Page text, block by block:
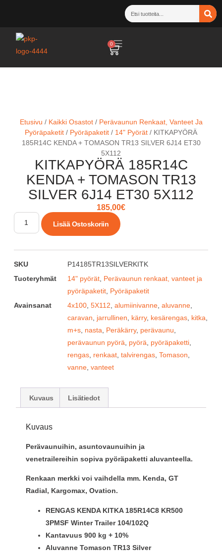
0
Etusivu / Kaikki Osastot/ Perävaunun Renkaat, Vanteet Ja
Pyöräpaketit / Pyöräpaketit / 14" Pyörät / KITKAPYÖRÄ
185R14C KENDA + TOMASON TR13 SILVER 6J14 ET30
5X112
KITKAPYÖRÄ 185R14C
KENDA + TOMASON TR13
SILVER 6J14 ET30 5X112
185,00€
Lisää Ostoskoriin
SKU
P14185TR13SILVERKITK
Tuoteryhmät
14" pyörät, Perävaunun renkaat, vanteet ja
pyöräpaketit, Pyöräpaketit
Avainsanat
4x100, 5X112, alumiinivanne, aluvanne,
caravan, jarrullinen, kärry, kesärengas, kitka,
m+s, nasta, Peräkärry, perävaunu,
perävaunun pyörä, pyörä, pyöräpaketti,
rengas, renkaat, talvirengas, Tomason,
vanne, vanteet
Kuvaus Lisätiedot
Kuvaus
Perävaunuihin, asuntovaunuihin ja
venetrailereihin sopiva pyöräpaketti aluvanteella.
Renkaan merkki voi vaihdella mm. Kenda, GT
Radial, Kargomax, Ovation.
RENGAS KENDA KITKA 185R14C8 KR500
3PMSF Winter Trailer 104/102Q
Kantavuus 900 kg + 10%
Aluvanne Tomason TR13 Silver